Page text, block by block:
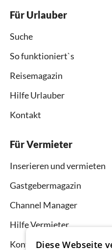
Für Urlauber
Suche
So funktioniert`s
Reisemagazin
Hilfe Urlauber
Kontakt
Für Vermieter
Inserieren und vermieten
Gastgebermagazin
Channel Manager
Hilfe Vermieter
KontaktDiese Webseite